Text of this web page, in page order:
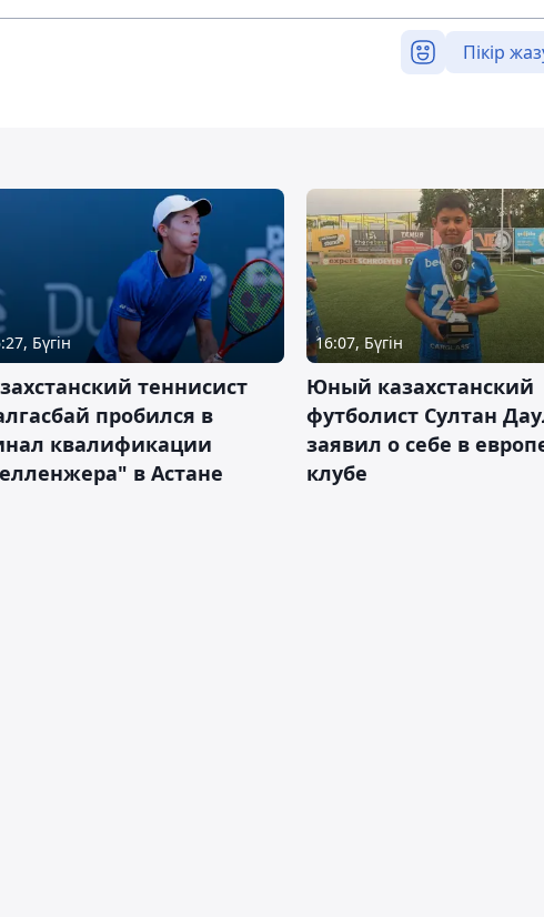
Пікір
Бүгін
теннисист
пробился в
квалификации
в Астане
16:07, Бүгін
Юный казахстанский
футболист Султан
заявил о себе в
клубе